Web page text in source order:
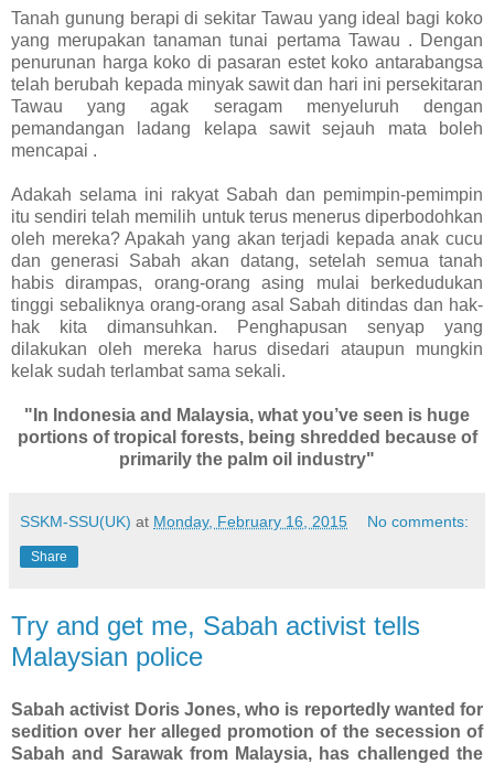
Tanah gunung berapi di sekitar Tawau yang ideal bagi koko
yang merupakan tanaman tunai pertama Tawau . Dengan
penurunan harga koko di pasaran estet koko antarabangsa
telah berubah kepada minyak sawit dan hari ini persekitaran
Tawau yang agak seragam menyeluruh dengan
pemandangan ladang kelapa sawit sejauh mata boleh
mencapai .
Adakah selama ini rakyat Sabah dan pemimpin-pemimpin
itu sendiri telah memilih untuk terus menerus diperbodohkan
oleh mereka? Apakah yang akan terjadi kepada anak cucu
dan generasi Sabah akan datang, setelah semua tanah
habis dirampas, orang-orang asing mulai berkedudukan
tinggi sebaliknya orang-orang asal Sabah ditindas dan hak-
hak kita dimansuhkan. Penghapusan senyap yang
dilakukan oleh mereka harus disedari ataupun mungkin
kelak sudah terlambat sama sekali.
"In Indonesia and Malaysia, what you’ve seen is huge
portions of tropical forests, being shredded because of
primarily the palm oil industry"
SSKM-SSU(UK) at Monday, February 16, 2015 No comments:
Share
Try and get me, Sabah activist tells
Malaysian police
Sabah activist Doris Jones, who is reportedly wanted for
sedition over her alleged promotion of the secession of
Sabah and Sarawak from Malaysia, has challenged the